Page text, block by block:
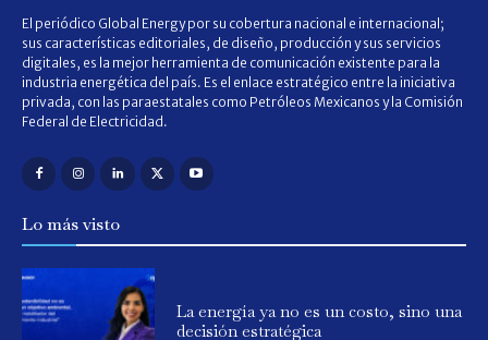
El periódico Global Energy por su cobertura nacional e internacional;
sus características editoriales, de diseño, producción y sus servicios
digitales, es la mejor herramienta de comunicación existente para la
industria energética del país. Es el enlace estratégico entre la iniciativa
privada, con las paraestatales como Petróleos Mexicanos y la Comisión
Federal de Electricidad.
Lo más visto
La energía ya no es un costo, sino una
decisión estratégica